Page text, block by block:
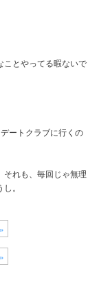
ことやってる暇ないで
ートクラブに行くの
れも、毎回じゃ無理
。
»
»